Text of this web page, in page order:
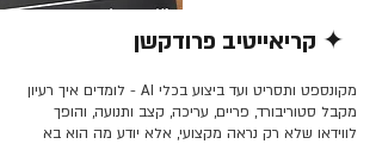
✦ קריאייטיב פרודקשן
מקונספט ותסריט ועד ביצוע בכלי AI - לומדים איך רעיון
מקבל סטוריבורד, פריים, עריכה, קצב ותנועה, והופך
לווידאו שלא רק נראה מקצועי, אלא יודע מה הוא בא